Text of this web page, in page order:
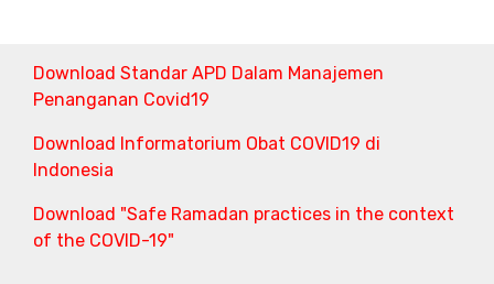
Download Standar APD Dalam Manajemen
Penanganan Covid19
Download Informatorium Obat COVID19 di
Indonesia
Download "Safe Ramadan practices in the context
of the COVID-19"